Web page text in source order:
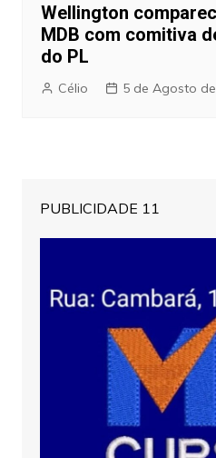
Wellington
MDB com comitiva
do PL
Célio 5 de Agosto
PUBLICIDADE 11